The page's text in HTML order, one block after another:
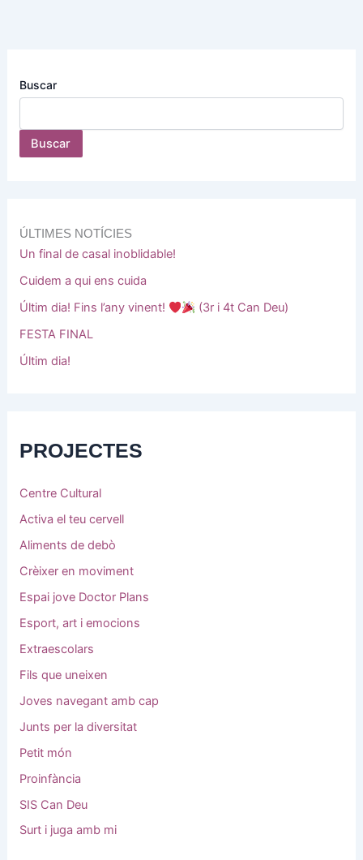
Buscar
Buscar
ÚLTIMES NOTÍCIES
Un final de casal inoblidable!
Cuidem a qui ens cuida
Últim dia! Fins l’any vinent!
(3r i 4t Can Deu)
FESTA FINAL
Últim dia!
PROJECTES
Centre Cultural
Activa el teu cervell
Aliments de debò
Crèixer en moviment
Espai jove Doctor Plans
Esport, art i emocions
Extraescolars
Fils que uneixen
Joves navegant amb cap
Junts per la diversitat
Petit món
Proinfància
SIS Can Deu
Surt i juga amb mi